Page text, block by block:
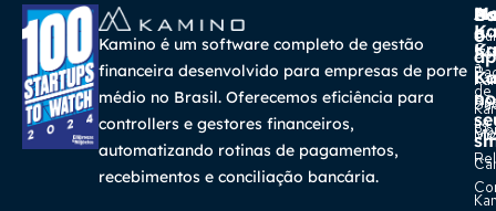
Kamino é um software completo de gestão
financeira desenvolvido para empresas de porte
médio no Brasil. Oferecemos eficiência para
controllers e gestores financeiros,
automatizando rotinas de pagamentos,
recebimentos e conciliação bancária.
A
a
na
a
de
o
no